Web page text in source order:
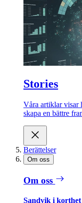
Stories
Våra artiklar visar
skapa en bättre
Berättelser
Om oss
Om oss
Sandvik i korthet